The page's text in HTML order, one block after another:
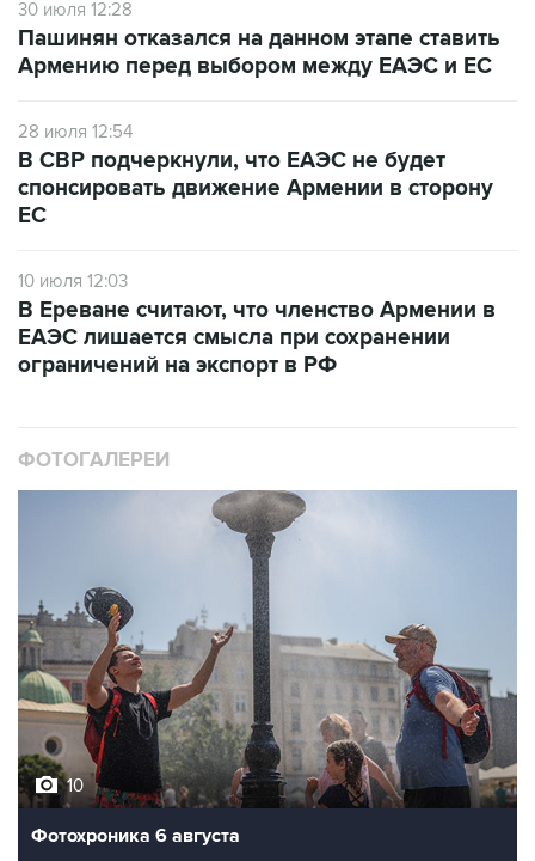
Армению перед выбором между ЕАЭС и ЕС
28 июля 12:54
спонсировать движение Армении в сторону
ЕС
ЕАЭС лишается смысла при сохранении
ограничений на экспорт в РФ
Фотохроника 6 августа